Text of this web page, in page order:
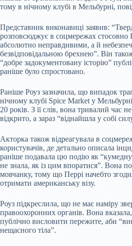
тому в нічному клубі в Мельбурні,
Представник виконавиці заявив:
розповсюджує в соцмережах стосовно
абсолютно неправдивими, а й
безвідповідальною брехнею”. Він
“добре задокументовану історію”
раніше було спростовано.
Раніше Роуз зазначила, що випадок
нічному клубі Spice Market у
20 років. З її слів, вона тривалий час
відкрито, а зараз “віднайшла у собі
Акторка також відреагувала в
користувачів, де детально описала
раніше подавала цю подію як
не знала, як із цим впоратися”. Вона
мовчанку, тому що Перрі начебто
отримати американську візу.
Роуз підкреслила, що не має наміру
правоохоронних органів. Вона
публічно висловити пережите, аби
нещасного тіла”.